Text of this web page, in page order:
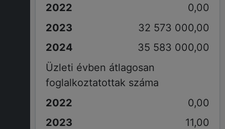
0,00
32 573 000,00
35 583 000,00
Üzleti évben átlagosan
foglalkoztatottak száma
0,00
11,00